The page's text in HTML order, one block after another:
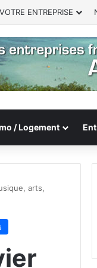
VOTRE ENTREPRISE
/ Logement
arts,